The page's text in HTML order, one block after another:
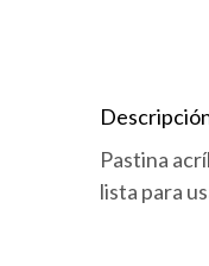
Pastina
lista para